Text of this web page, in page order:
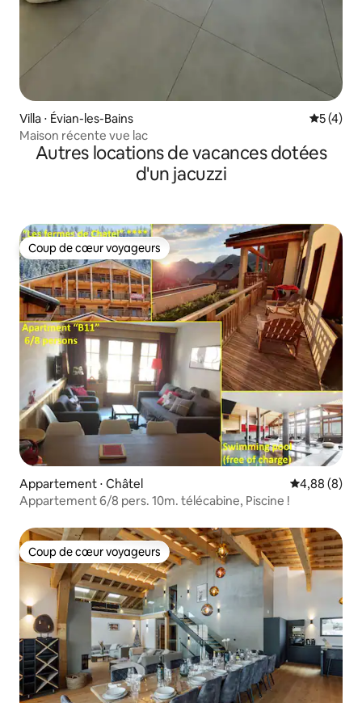
Villa ⋅ Évian-les-Bains
5 (4)
Maison récente vue lac
Autres locations de vacances dotées
d'un jacuzzi
Coup de cœur voyageurs
Coup de cœur voyageurs
Appartement ⋅ Châtel Évaluation
4,88 (8)
Appartement 6/8 pers. 10m. télécabine, Piscine !
Coup de cœur voyageurs
Coup de cœur voyageurs